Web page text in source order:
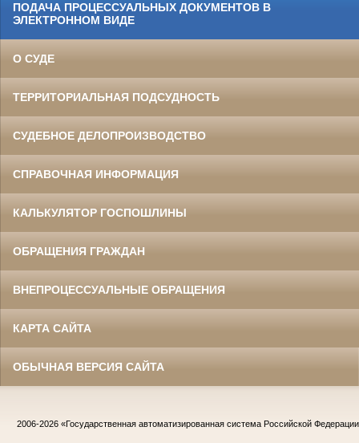
ПОДАЧА ПРОЦЕССУАЛЬНЫХ ДОКУМЕНТОВ В
ЭЛЕКТРОННОМ ВИДЕ
О СУДЕ
ТЕРРИТОРИАЛЬНАЯ ПОДСУДНОСТЬ
СУДЕБНОЕ ДЕЛОПРОИЗВОДСТВО
СПРАВОЧНАЯ ИНФОРМАЦИЯ
КАЛЬКУЛЯТОР ГОСПОШЛИНЫ
ОБРАЩЕНИЯ ГРАЖДАН
ВНЕПРОЦЕССУАЛЬНЫЕ ОБРАЩЕНИЯ
КАРТА САЙТА
ОБЫЧНАЯ ВЕРСИЯ САЙТА
2006-2026 «Государственная автоматизированная система Российской